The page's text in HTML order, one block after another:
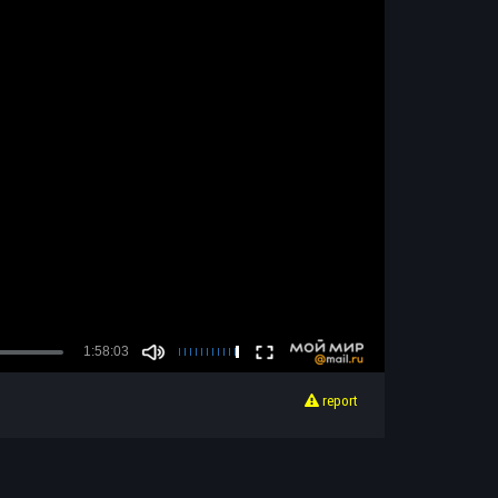
report